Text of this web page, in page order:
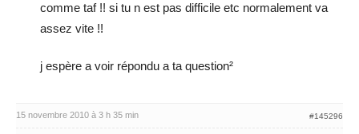
comme taf !! si tu n est pas difficile etc normalement va
assez vite !!
j espère a voir répondu a ta question²
15 novembre 2010 à 3 h 35 min #145296